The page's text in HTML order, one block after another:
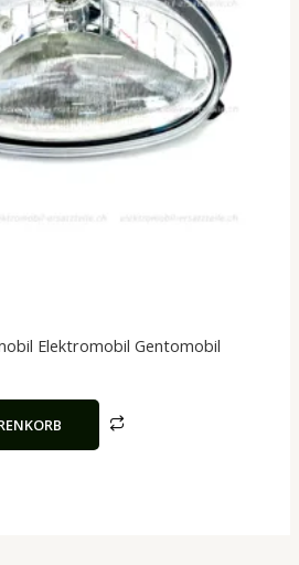
Elektromobil Gentomobil